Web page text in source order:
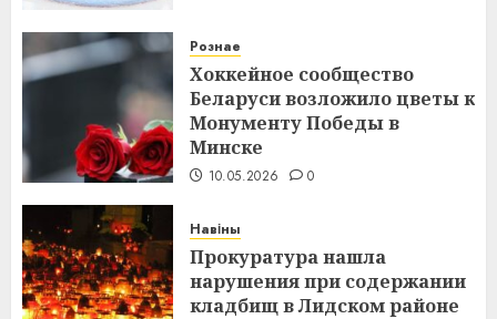
Рознае
Хоккейное сообщество
Беларуси возложило цветы к
Монументу Победы в
Минске
10.05.2026 0
Навіны
Прокуратура нашла
нарушения при содержании
кладбищ в Лидском районе